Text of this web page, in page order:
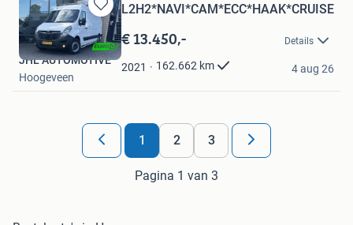
Bewaren
in
Mijn
Favorieten
€ 13.450,- Details
2021 162.662 km
JHL AUTOMOTIVE
Hoogeveen
4 aug 26
1 2 3
Pagina 1 van 3